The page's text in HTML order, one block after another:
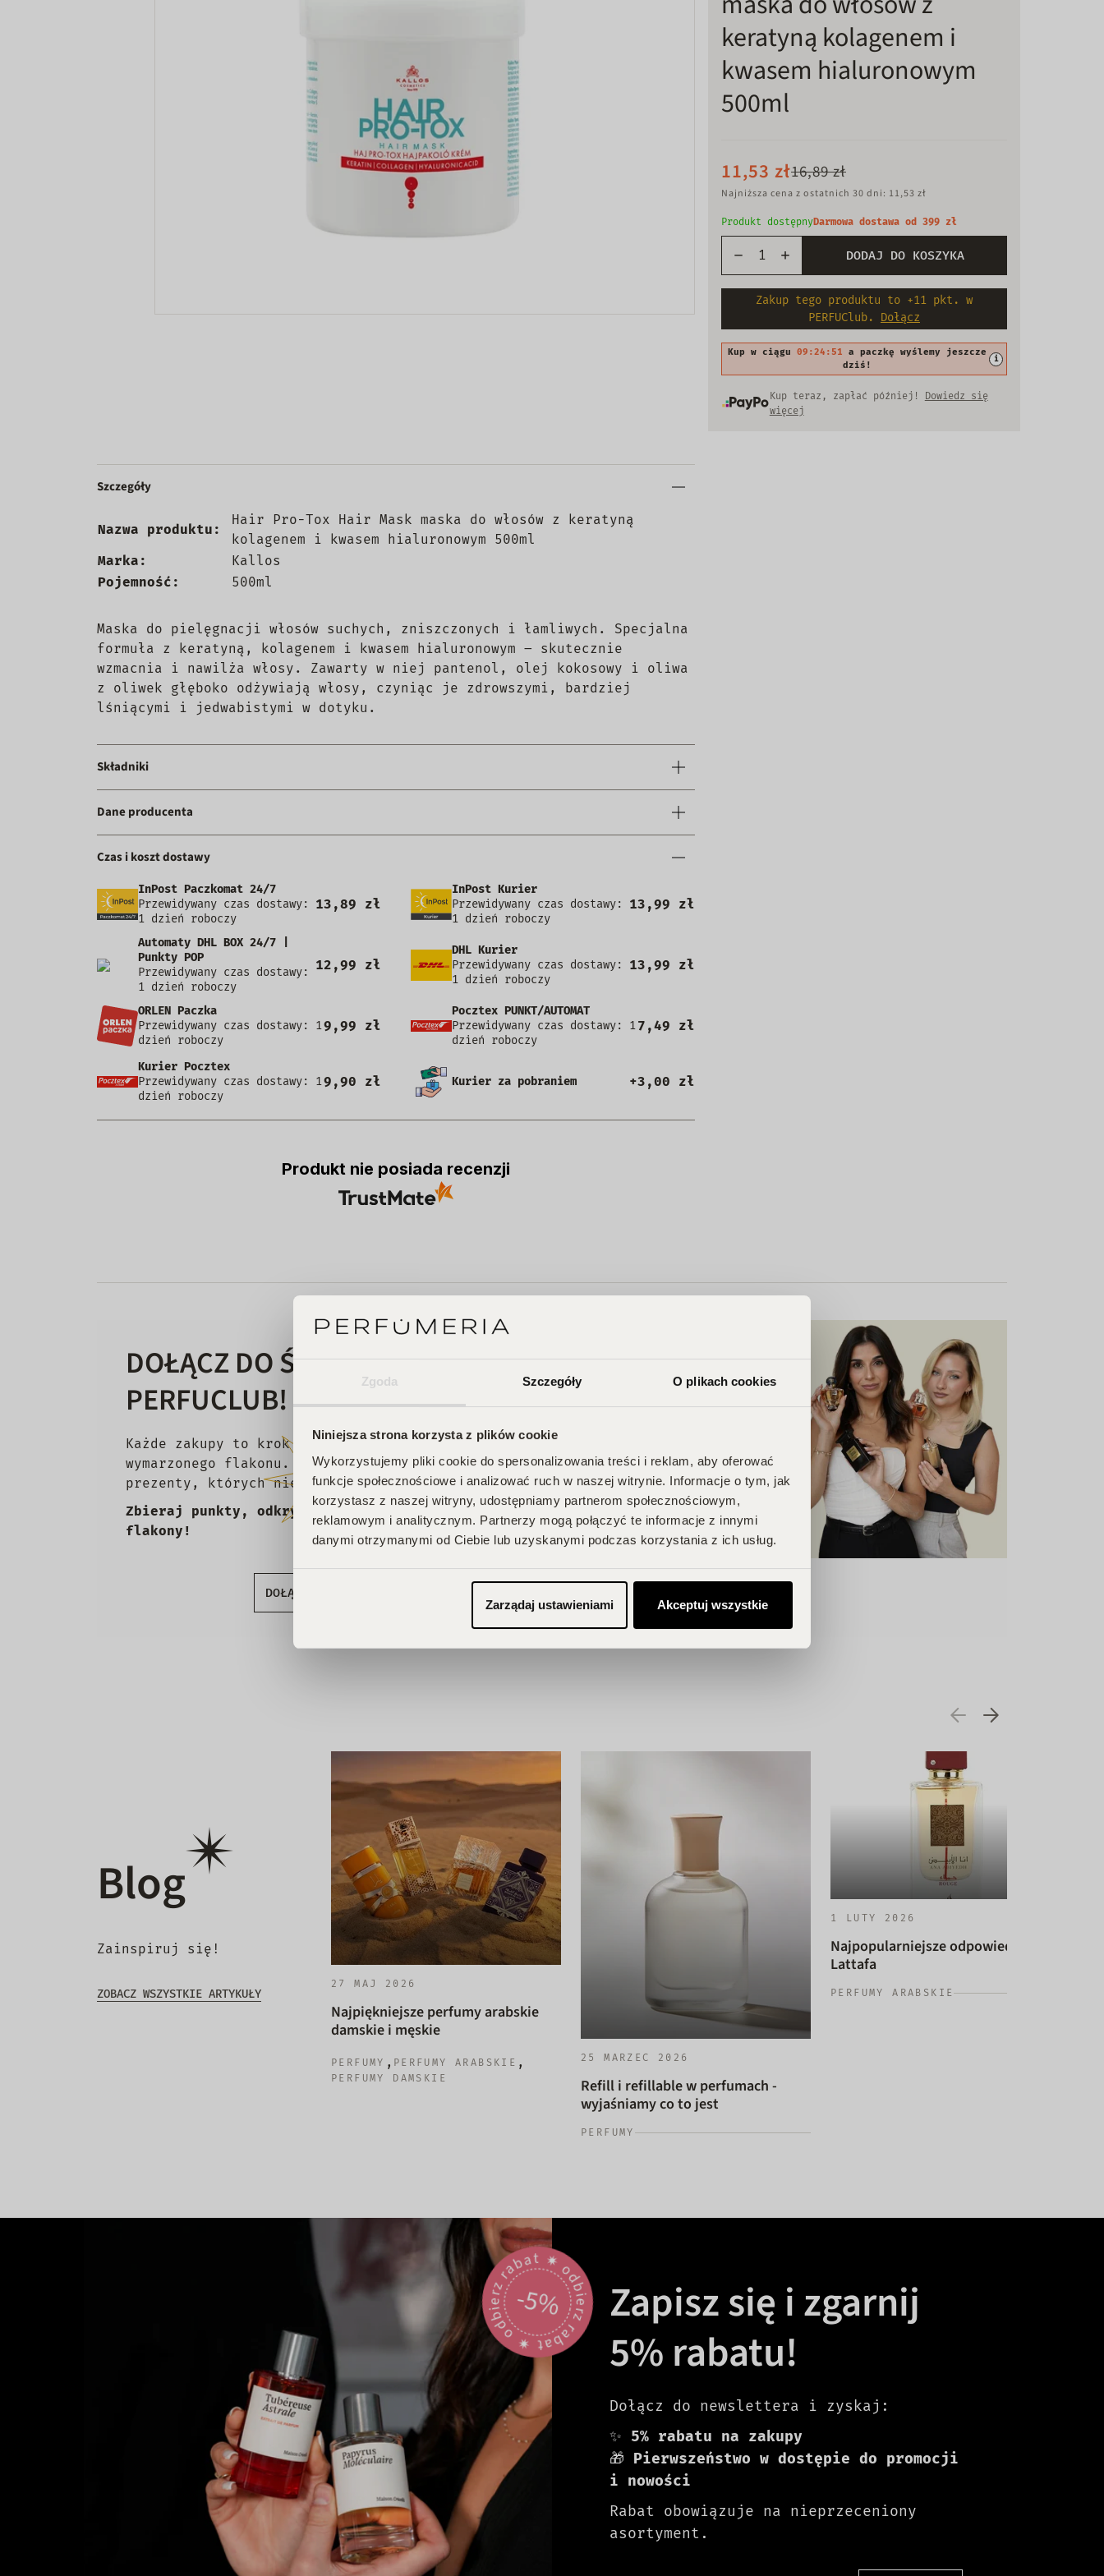
Zgoda Szczegóły O plikach cookies
Niniejsza strona korzysta z plików cookie
Wykorzystujemy pliki cookie do spersonalizowania treści i reklam, aby oferować
funkcje społecznościowe i analizować ruch w naszej witrynie. Informacje o tym, jak
korzystasz z naszej witryny, udostępniamy partnerom społecznościowym,
reklamowym i analitycznym. Partnerzy mogą połączyć te informacje z innymi
danymi otrzymanymi od Ciebie lub uzyskanymi podczas korzystania z ich usług.
Zarządaj ustawieniami Akceptuj wszystkie
keratyną kolagenem i
kwasem hialuronowym
500ml
11,53 zł16,89 zł
Najniższa cena z ostatnich 30 dni: 11,53 zł
Produkt dostępnyDarmowa dostawa od 399 zł
DODAJ DO KOSZYKA
Zakup tego produktu to +11 pkt. w
PERFUClub. Dołącz
Kup w ciągu 09:24:49 a paczkę wyślemy jeszcze
dziś!
i
Kup teraz, zapłać później!
Dowiedz się
więcej
Szczegóły
Nazwa produktu:
Hair Pro-Tox Hair Mask maska do włosów z keratyną
kolagenem i kwasem hialuronowym 500ml
Marka:
Kallos
Pojemność:
500ml
Maska do pielęgnacji włosów suchych, zniszczonych i łamliwych. Specjalna
formuła z keratyną, kolagenem i kwasem hialuronowym – skutecznie
wzmacnia i nawilża włosy. Zawarty w niej pantenol, olej kokosowy i oliwa
z oliwek głęboko odżywiają włosy, czyniąc je zdrowszymi, bardziej
lśniącymi i jedwabistymi w dotyku.
Składniki
Dane producenta
Czas i koszt dostawy
InPost Paczkomat 24/7
Przewidywany czas dostawy:
1 dzień roboczy
13,89 zł
InPost Kurier
Przewidywany czas dostawy:
1 dzień roboczy
13,99 zł
Automaty DHL BOX 24/7 |
Punkty POP
Przewidywany czas dostawy:
1 dzień roboczy
12,99 zł
DHL Kurier
Przewidywany czas dostawy:
1 dzień roboczy
13,99 zł
ORLEN Paczka
Przewidywany czas dostawy: 1
dzień roboczy
9,99 zł
Pocztex PUNKT/AUTOMAT
Przewidywany czas dostawy: 1
dzień roboczy
7,49 zł
Kurier Pocztex
Przewidywany czas dostawy: 1
dzień roboczy
9,90 zł Kurier za pobraniem +3,00 zł
Produkt nie posiada recenzji
DOŁĄCZ DO ŚWIATA
PERFUCLUB!
Każde zakupy to krok w stronę Twojego
wymarzonego flakonu. Czekają na Ciebie zniżki i
prezenty, których nie chcesz przegapić!
Zbieraj punkty, odkrywaj emocje, odbieraj
flakony!
DOŁĄCZ DO KLUBU!
Blog
Zainspiruj się!
ZOBACZ WSZYSTKIE ARTYKUŁY
27 MAJ 2026
Najpiękniejsze perfumy arabskie
damskie i męskie
PERFUMY , PERFUMY ARABSKIE ,
PERFUMY DAMSKIE
25 MARZEC 2026
Refill i refillable w perfumach -
wyjaśniamy co to jest
PERFUMY
1 LUTY 2026
Najpopularniejsze odpowiedniki
Lattafa
PERFUMY ARABSKIE
odbierz rabat 🟎 odbierz rabat 🟎
-5%
Zapisz się i zgarnij
5% rabatu!
Dołącz do newslettera i zyskaj:
✨ 5% rabatu na zakupy
🎁 Pierwszeństwo w dostępie do promocji
i nowości
Rabat obowiązuje na nieprzeceniony
asortyment.